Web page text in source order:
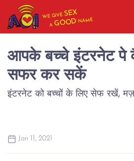
WE GIVESEX
AGOOD NAME
आपके बच्चे इंटरनेट पे
सफर कर सकें
इंटरनेट को बच्चों के लिए सेफ रखें, मज़ा
Jan 11, 2021